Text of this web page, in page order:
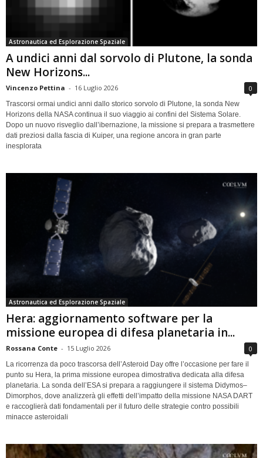
Astronautica ed Esplorazione Spaziale
A undici anni dal sorvolo di Plutone, la sonda
New Horizons...
Vincenzo Pettina - 16 Luglio 2026 0
Trascorsi ormai undici anni dallo storico sorvolo di Plutone, la sonda New
Horizons della NASA continua il suo viaggio ai confini del Sistema Solare.
Dopo un nuovo risveglio dall’ibernazione, la missione si prepara a trasmettere
dati preziosi dalla fascia di Kuiper, una regione ancora in gran parte
inesplorata
Astronautica ed Esplorazione Spaziale
Hera: aggiornamento software per la
missione europea di difesa planetaria in...
Rossana Conte - 15 Luglio 2026 0
La ricorrenza da poco trascorsa dell’Asteroid Day offre l’occasione per fare il
punto su Hera, la prima missione europea dimostrativa dedicata alla difesa
planetaria. La sonda dell’ESA si prepara a raggiungere il sistema Didymos–
Dimorphos, dove analizzerà gli effetti dell’impatto della missione NASA DART
e raccoglierà dati fondamentali per il futuro delle strategie contro possibili
minacce asteroidali